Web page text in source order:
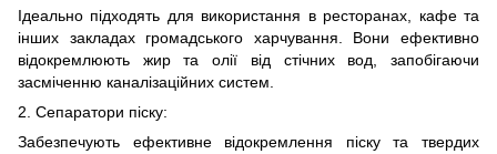
Ідеально підходять для використання в ресторанах, кафе та
інших закладах громадського харчування. Вони ефективно
відокремлюють жир та олії від стічних вод, запобігаючи
засміченню каналізаційних систем.
2. Сепаратори піску:
Забезпечують ефективне відокремлення піску та твердих